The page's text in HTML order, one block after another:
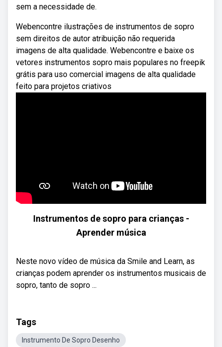
sem a necessidade de.
Webencontre ilustrações de instrumentos de sopro
sem direitos de autor atribuição não requerida
imagens de alta qualidade. Webencontre e baixe os
vetores instrumentos sopro mais populares no freepik
grátis para uso comercial imagens de alta qualidade
feito para projetos criativos
Instrumentos de sopro para crianças -
Aprender música
Neste novo vídeo de música da Smile and Learn, as
crianças podem aprender os instrumentos musicais de
sopro, tanto de sopro ...
Tags
Instrumento De Sopro Desenho